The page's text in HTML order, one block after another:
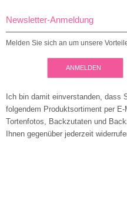
Newsletter-Anmeldung
Melden Sie sich an um unsere
ANMELDEN
Ich bin damit einverstanden, dass
folgendem Produktsortiment per
Tortenfotos, Backzutaten und
Ihnen gegenüber jederzeit